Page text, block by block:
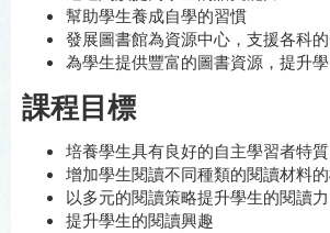
幫助學生養成自學的習慣
發展圖書館為資源中心，支援各科
為學生提供豐富的圖書資源，提升
課程目標
培養學生具有良好的自主學習者特
增加學生閱讀不同種類的閱讀材料
以多元的閱讀策略提升學生的閱讀力
提升學生的閱讀興趣